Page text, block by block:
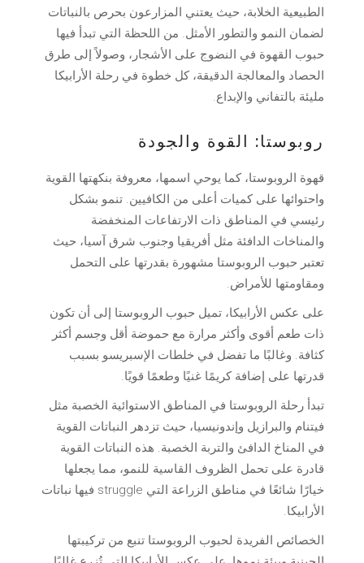
الطبيعية الخلابة، حيث يعتني المزارعون بحرص بالنباتات
لضمان النمو والتطور الأمثل. من اللحظة التي تبدأ فيها
حبوب القهوة في النضوج على الأشجار، وصولاً إلى طرق
الحصاد والمعالجة الدقيقة، كل خطوة في رحلة الأرابيكا
مليئة بالتفاني والإبداع.
روبوستا: القوة والجودة
قهوة الروبوستا، كما يوحي اسمها، معروفة بنكهتها القوية
واحتوائها على كميات أعلى من الكافيين. تنمو بشكل
رئيسي في المناطق ذات الارتفاعات المنخفضة
والمناخات الدافئة مثل أفريقيا وجنوب شرق آسيا، حيث
تعتبر حبوب الروبوستا مشهورة بقدرتها على التحمل
ومقاومتها للأمراض.
على عكس الأرابيكا، تميل حبوب الروبوستا إلى أن تكون
ذات طعم أقوى وأكثر مرارة مع حموضة أقل وجسم أكثر
كثافة. وغالبًا ما تفضل في خلطات الإسبريسو بسبب
قدرتها على إضافة كريمًا غنيًا وطعمًا قويًا.
تبدأ رحلة الروبوستا في المناطق الاستوائية الخصبة مثل
فيتنام والبرازيل وإندونيسيا، حيث تزدهر النباتات القوية
في المناخ الدافئ والتربة الخصبة. هذه النباتات القوية
قادرة على تحمل الظروف القاسية للنمو، مما يجعلها
خيارًا شائعًا في مناطق الزراعة التي struggle فيها نباتات
الأرابيكا.
الخصائص الفريدة لحبوب الروبوستا تنبع من تركيبتها